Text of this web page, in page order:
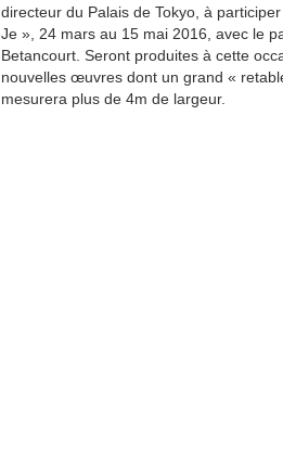
directeur du Palais de Tokyo, à
Je », 24 mars au 15 mai 2016, avec le
Betancourt. Seront produites à cette
nouvelles œuvres dont un grand «
mesurera plus de 4m de largeur.